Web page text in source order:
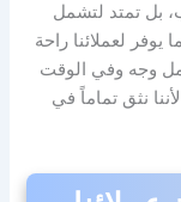
بل تمتد لتشمل
يوفر لعملائنا راحة
وجه وفي الوقت
نثق تماماً في